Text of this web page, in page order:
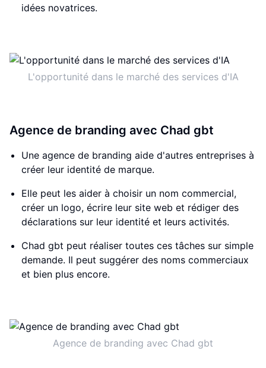
idées novatrices.
L'opportunité dans le marché des services d'IA
Agence de branding avec Chad gbt
Une agence de branding aide d'autres entreprises à
créer leur identité de marque.
Elle peut les aider à choisir un nom commercial,
créer un logo, écrire leur site web et rédiger des
déclarations sur leur identité et leurs activités.
Chad gbt peut réaliser toutes ces tâches sur simple
demande. Il peut suggérer des noms commerciaux
et bien plus encore.
Agence de branding avec Chad gbt